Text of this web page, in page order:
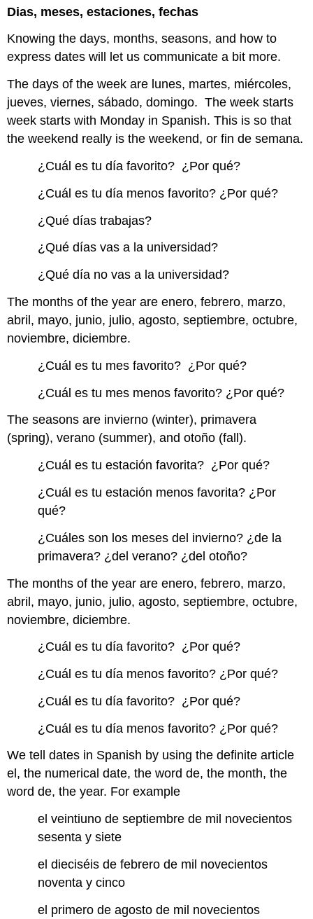
Dias, meses, estaciones, fechas
Knowing the days, months, seasons, and how to
express dates will let us communicate a bit more.
The days of the week are lunes, martes, miércoles,
jueves, viernes, sábado, domingo. The week starts
week starts with Monday in Spanish. This is so that
the weekend really is the weekend, or fin de semana.
¿Cuál es tu día favorito? ¿Por qué?
¿Cuál es tu día menos favorito? ¿Por qué?
¿Qué días trabajas?
¿Qué días vas a la universidad?
¿Qué día no vas a la universidad?
The months of the year are enero, febrero, marzo,
abril, mayo, junio, julio, agosto, septiembre, octubre,
noviembre, diciembre.
¿Cuál es tu mes favorito? ¿Por qué?
¿Cuál es tu mes menos favorito? ¿Por qué?
The seasons are invierno (winter), primavera
(spring), verano (summer), and otoño (fall).
¿Cuál es tu estación favorita? ¿Por qué?
¿Cuál es tu estación menos favorita? ¿Por
qué?
¿Cuáles son los meses del invierno? ¿de la
primavera? ¿del verano? ¿del otoño?
The months of the year are enero, febrero, marzo,
abril, mayo, junio, julio, agosto, septiembre, octubre,
noviembre, diciembre.
¿Cuál es tu día favorito? ¿Por qué?
¿Cuál es tu día menos favorito? ¿Por qué?
¿Cuál es tu día favorito? ¿Por qué?
¿Cuál es tu día menos favorito? ¿Por qué?
We tell dates in Spanish by using the definite article
el, the numerical date, the word de, the month, the
word de, the year. For example
el veintiuno de septiembre de mil novecientos
sesenta y siete
el dieciséis de febrero de mil novecientos
noventa y cinco
el primero de agosto de mil novecientos